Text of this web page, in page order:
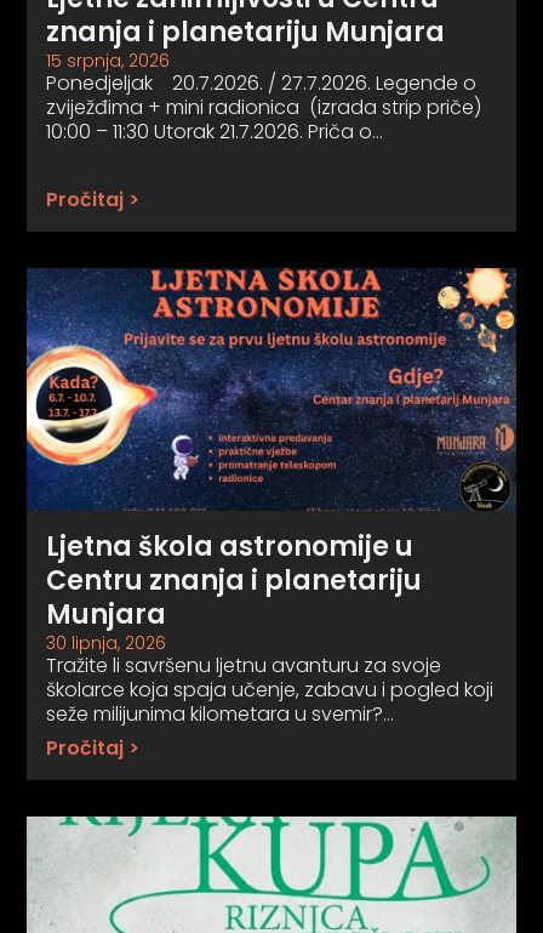
znanja i planetariju Munjara
15 srpnja, 2026
Ponedjeljak 20.7.2026. / 27.7.2026. Legende o
zviježđima + mini radionica (izrada strip priče)
10:00 – 11:30 Utorak 21.7.2026. Priča o…
Pročitaj >
Ljetna škola astronomije u
Centru znanja i planetariju
Munjara
30 lipnja, 2026
Tražite li savršenu ljetnu avanturu za svoje
školarce koja spaja učenje, zabavu i pogled koji
seže milijunima kilometara u svemir?…
Pročitaj >